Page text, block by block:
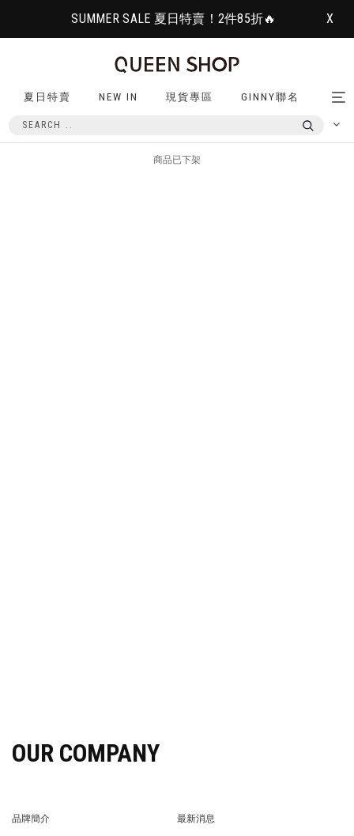
SUMMER SALE 夏日特賣！2件85折🔥 X
夏日特賣 NEW IN 現貨專區 GINNY聯名
商品已下架
OUR COMPANY
品牌簡介
最新消息